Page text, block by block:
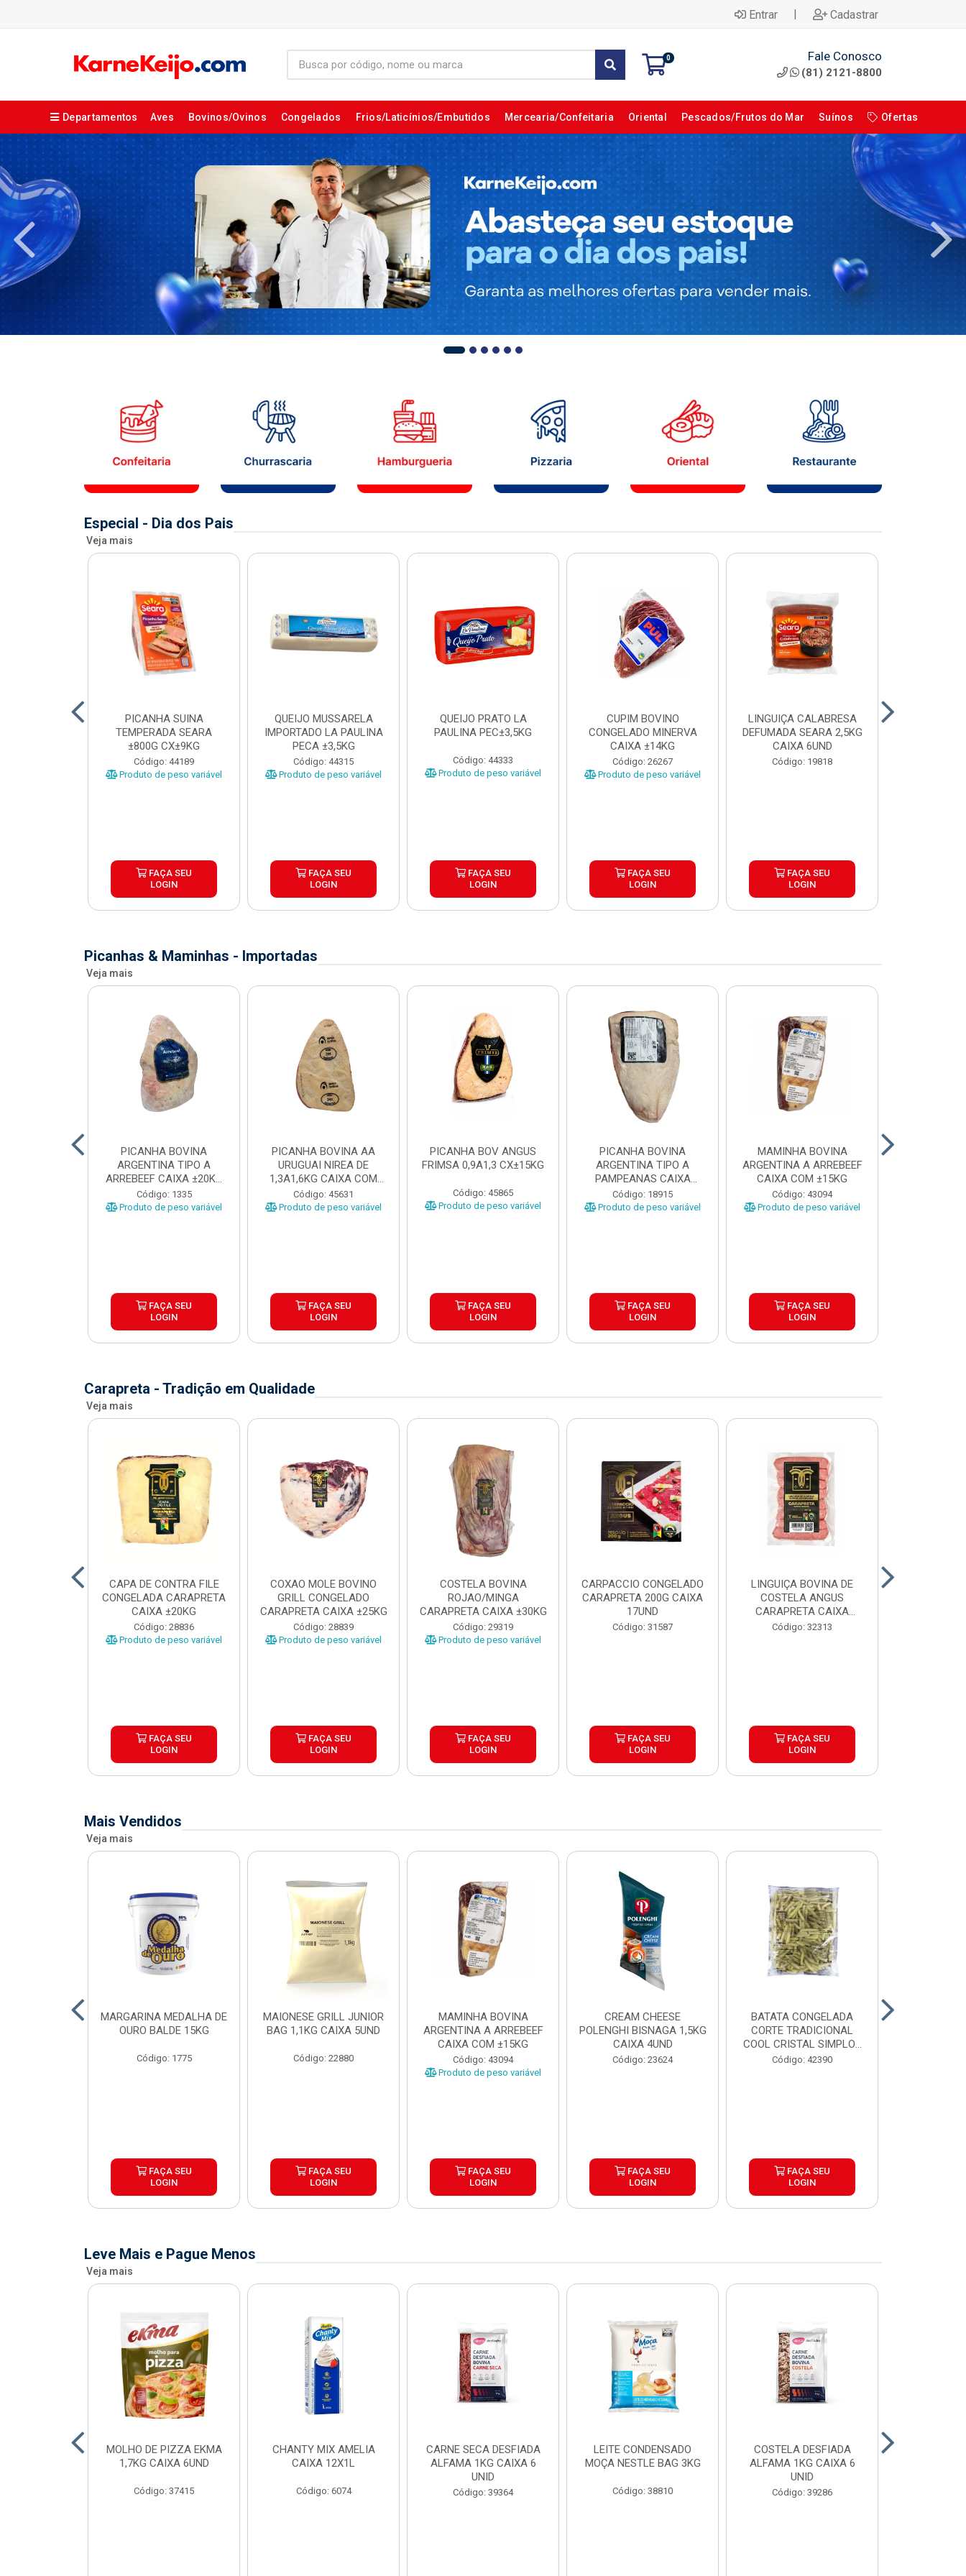
Entrar | Cadastrar
0 Fale Conosco
(81) 2121-8800
Departamentos Aves Bovinos/Ovinos Congelados Frios/Laticínios/Embutidos Mercearia/Confeitaria Oriental Pescados/Frutos do Mar Suínos Ofertas
Especial - Dia dos Pais
Veja mais
PICANHA SUINA
TEMPERADA SEARA
±800G CX±9KG
Código: 44189
Produto de peso variável
FAÇA SEU
LOGIN
QUEIJO MUSSARELA
IMPORTADO LA PAULINA
PECA ±3,5KG
Código: 44315
Produto de peso variável
FAÇA SEU
LOGIN
QUEIJO PRATO LA
PAULINA PEC±3,5KG
Código: 44333
Produto de peso variável
FAÇA SEU
LOGIN
CUPIM BOVINO
CONGELADO MINERVA
CAIXA ±14KG
Código: 26267
Produto de peso variável
FAÇA SEU
LOGIN
LINGUIÇA CALABRESA
DEFUMADA SEARA 2,5KG
CAIXA 6UND
Código: 19818
FAÇA SEU
LOGIN
Picanhas & Maminhas - Importadas
Veja mais
PICANHA BOVINA
ARGENTINA TIPO A
ARREBEEF CAIXA ±20KG
PEÇAS 1...
Código: 1335
Produto de peso variável
FAÇA SEU
LOGIN
PICANHA BOVINA AA
URUGUAI NIREA DE
1,3A1,6KG CAIXA COM
±15KG
Código: 45631
Produto de peso variável
FAÇA SEU
LOGIN
PICANHA BOV ANGUS
FRIMSA 0,9A1,3 CX±15KG
Código: 45865
Produto de peso variável
FAÇA SEU
LOGIN
PICANHA BOVINA
ARGENTINA TIPO A
PAMPEANAS CAIXA
±20KG PEÇAS ...
Código: 18915
Produto de peso variável
FAÇA SEU
LOGIN
MAMINHA BOVINA
ARGENTINA A ARREBEEF
CAIXA COM ±15KG
Código: 43094
Produto de peso variável
FAÇA SEU
LOGIN
Carapreta - Tradição em Qualidade
Veja mais
CAPA DE CONTRA FILE
CONGELADA CARAPRETA
CAIXA ±20KG
Código: 28836
Produto de peso variável
FAÇA SEU
LOGIN
COXAO MOLE BOVINO
GRILL CONGELADO
CARAPRETA CAIXA ±25KG
Código: 28839
Produto de peso variável
FAÇA SEU
LOGIN
COSTELA BOVINA
ROJAO/MINGA
CARAPRETA CAIXA ±30KG
Código: 29319
Produto de peso variável
FAÇA SEU
LOGIN
CARPACCIO CONGELADO
CARAPRETA 200G CAIXA
17UND
Código: 31587
FAÇA SEU
LOGIN
LINGUIÇA BOVINA DE
COSTELA ANGUS
CARAPRETA CAIXA
24X300G
Código: 32313
FAÇA SEU
LOGIN
Mais Vendidos
Veja mais
MARGARINA MEDALHA DE
OURO BALDE 15KG
Código: 1775
FAÇA SEU
LOGIN
MAIONESE GRILL JUNIOR
BAG 1,1KG CAIXA 5UND
Código: 22880
FAÇA SEU
LOGIN
MAMINHA BOVINA
ARGENTINA A ARREBEEF
CAIXA COM ±15KG
Código: 43094
Produto de peso variável
FAÇA SEU
LOGIN
CREAM CHEESE
POLENGHI BISNAGA 1,5KG
CAIXA 4UND
Código: 23624
FAÇA SEU
LOGIN
BATATA CONGELADA
CORTE TRADICIONAL
COOL CRISTAL SIMPLOT
CAIX...
Código: 42390
FAÇA SEU
LOGIN
Leve Mais e Pague Menos
Veja mais
MOLHO DE PIZZA EKMA
1,7KG CAIXA 6UND
Código: 37415
CHANTY MIX AMELIA
CAIXA 12X1L
Código: 6074
CARNE SECA DESFIADA
ALFAMA 1KG CAIXA 6
UNID
Código: 39364
LEITE CONDENSADO
MOÇA NESTLE BAG 3KG
Código: 38810
COSTELA DESFIADA
ALFAMA 1KG CAIXA 6
UNID
Código: 39286